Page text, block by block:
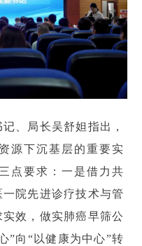
、局长吴舒妲指出，
源下沉基层的重要实
点要求：一是借力共
院先进诊疗技术与管
效，做实肺癌早筛公
”向“以健康为中心”转